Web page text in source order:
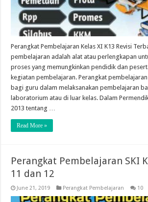
Perangkat Pembelajaran Kelas XI K13 Revisi
pembelajaran adalah alat atau perlengkapan
proses yang memungkinkan pendidik dan
kegiatan pembelajaran. Perangkat
bagi guru dalam melaksanakan pembelajaran
laboratorium atau di luar kelas. Dalam
2013 tentang …
Read More »
Perangkat Pembelajaran SKI
11 dan 12
June 21, 2019 Perangkat Pembelajaran 10